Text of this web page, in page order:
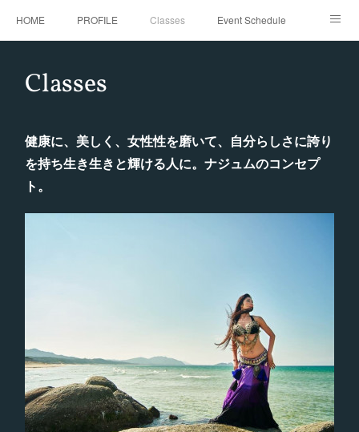
HOME PROFILE Classes Event Schedule
Classes
健康に、美しく、女性性を磨いて、自分らしさに誇り
を持ち生き生きと輝ける人に。ナジュムのコンセプ
ト。